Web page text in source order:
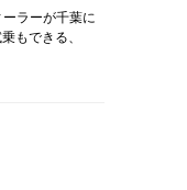
ラーが千葉に
もできる、